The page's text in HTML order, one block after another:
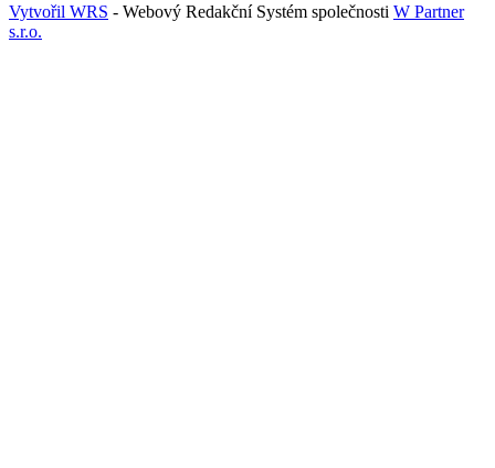
Vytvořil WRS - Webový Redakční Systém společnosti W Partner
s.r.o.